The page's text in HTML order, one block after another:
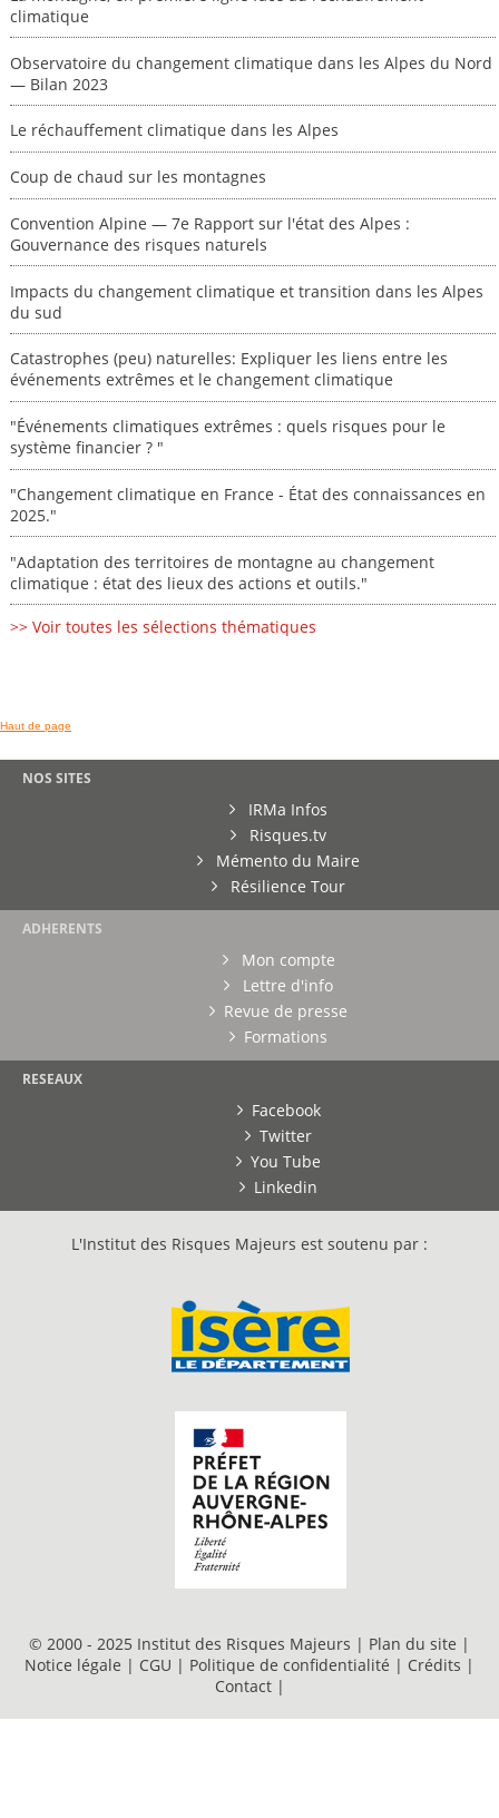
climatique
Observatoire du changement climatique dans les Alpes du Nord
— Bilan 2023
Le réchauffement climatique dans les Alpes
Coup de chaud sur les montagnes
Convention Alpine — 7e Rapport sur l'état des Alpes :
Gouvernance des risques naturels
Impacts du changement climatique et transition dans les Alpes
du sud
Catastrophes (peu) naturelles: Expliquer les liens entre les
événements extrêmes et le changement climatique
"Événements climatiques extrêmes : quels risques pour le
système financier ? "
"Changement climatique en France - État des connaissances en
2025."
"Adaptation des territoires de montagne au changement
climatique : état des lieux des actions et outils."
>> Voir toutes les sélections thématiques
Haut de page
NOS SITES
IRMa Infos
Risques.tv
Mémento du Maire
Résilience Tour
ADHERENTS
Mon compte
Lettre d'info
Revue de presse
Formations
RESEAUX
Facebook
Twitter
You Tube
Linkedin
L'Institut des Risques Majeurs est soutenu par :
© 2000 - 2025 Institut des Risques Majeurs | Plan du site |
Notice légale | CGU | Politique de confidentialité | Crédits |
Contact |